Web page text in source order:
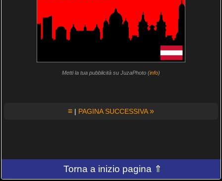
Metti la tua pubblicità su JuzaPhoto (info)
≡ | PAGINA SUCCESSIVA»
Torna a inizio pagina ⇑